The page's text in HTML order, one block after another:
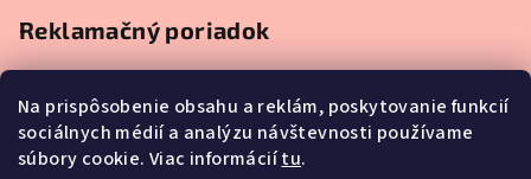
Na prispôsobenie obsahu a reklám, poskytovanie funkcií
sociálnych médií a analýzu návštevnosti používame
súbory cookie. Viac informáciítu.
Reklamačný poriadok
Ochrana osobných údajov
Splátkový predaj